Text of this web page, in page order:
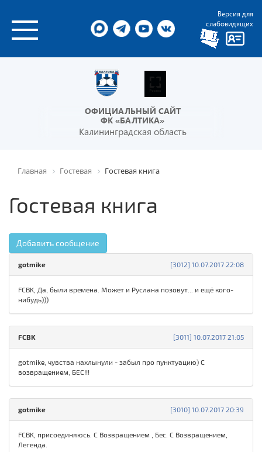
Версия для
слабовидящих
ОФИЦИАЛЬНЫЙ САЙТ
ФК «БАЛТИКА»
Калининградская область
Главная Гостевая Гостевая книга
Гостевая книга
Добавить сообщение
[3012] 10.07.2017 22:08
gotmike
FCBK, Да, были времена. Может и Руслана позовут... и ещё кого-
нибудь)))
[3011] 10.07.2017 21:05
FCBK
gotmike, чувства нахлынули - забыл про пунктуацию) С
возвращением, БЕС!!!
[3010] 10.07.2017 20:39
gotmike
FCBK, присоединяюсь. С Возвращением , Бес. С Возвращением,
Легенда.